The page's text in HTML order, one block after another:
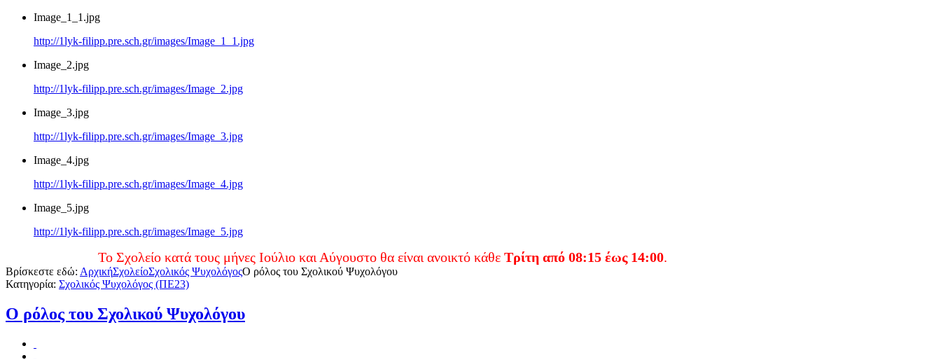
Image_1_1.jpg
http://1lyk-filipp.pre.sch.gr/images/Image_1_1.jpg
Image_2.jpg
http://1lyk-filipp.pre.sch.gr/images/Image_2.jpg
Image_3.jpg
http://1lyk-filipp.pre.sch.gr/images/Image_3.jpg
Image_4.jpg
http://1lyk-filipp.pre.sch.gr/images/Image_4.jpg
Image_5.jpg
http://1lyk-filipp.pre.sch.gr/images/Image_5.jpg
Το Σχολείο κατά τους μήνες Ιούλιο και Αύγουστο θα είναι ανοικτό κάθεΤρίτη από 08:15 έως 14:00.
Βρίσκεστε εδώ: ΑρχικήΣχολείοΣχολικός ΨυχολόγοςΟ ρόλος του Σχολικού Ψυχολόγου
Κατηγορία: Σχολικός Ψυχολόγος (ΠΕ23)
Ο ρόλος του Σχολικού Ψυχολόγου